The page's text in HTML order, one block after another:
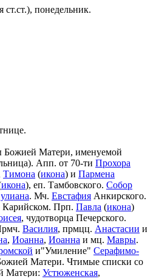
ст.ст.), понедельник.
Божией Матери, именуемой
Апп. от 70-ти Прохора
Тимона (икона) и Пармена
икона), еп. Тамбовского. Собор
. Мч. Евстафия Анкирского.
Прп. Павла (икона)
, чудотворца Печерского.
Василия, прмцц. Анастасии и
, Иоанна, Иоанна и мц. Мавры.
и"Умиление" Серафимо-
Матери. Чтимые списки со
Матери: Устюженская,